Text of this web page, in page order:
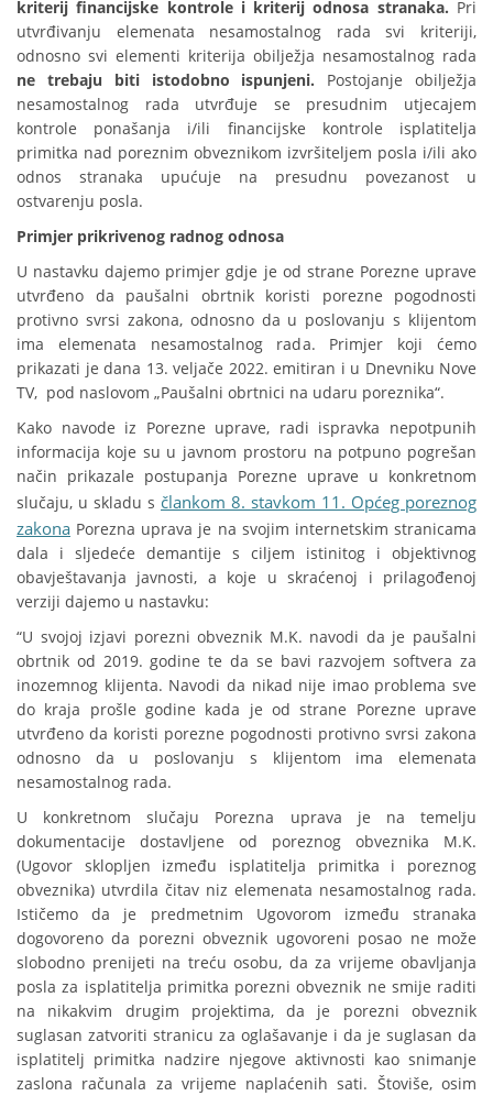
kriterij financijske kontrole i kriterij odnosa stranaka. Pri
utvrđivanju elemenata nesamostalnog rada svi kriteriji,
odnosno svi elementi kriterija obilježja nesamostalnog rada
ne trebaju biti istodobno ispunjeni. Postojanje obilježja
nesamostalnog rada utvrđuje se presudnim utjecajem
kontrole ponašanja i/ili financijske kontrole isplatitelja
primitka nad poreznim obveznikom izvršiteljem posla i/ili ako
odnos stranaka upućuje na presudnu povezanost u
ostvarenju posla.
Primjer prikrivenog radnog odnosa
U nastavku dajemo primjer gdje je od strane Porezne uprave
utvrđeno da paušalni obrtnik koristi porezne pogodnosti
protivno svrsi zakona, odnosno da u poslovanju s klijentom
ima elemenata nesamostalnog rada. Primjer koji ćemo
prikazati je dana 13. veljače 2022. emitiran i u Dnevniku Nove
TV, pod naslovom „Paušalni obrtnici na udaru poreznika“.
Kako navode iz Porezne uprave, radi ispravka nepotpunih
informacija koje su u javnom prostoru na potpuno pogrešan
način prikazale postupanja Porezne uprave u konkretnom
slučaju, u skladu s člankom 8. stavkom 11. Općeg poreznog
zakona Porezna uprava je na svojim internetskim stranicama
dala i sljedeće demantije s ciljem istinitog i objektivnog
obavještavanja javnosti, a koje u skraćenoj i prilagođenoj
verziji dajemo u nastavku:
“U svojoj izjavi porezni obveznik M.K. navodi da je paušalni
obrtnik od 2019. godine te da se bavi razvojem softvera za
inozemnog klijenta. Navodi da nikad nije imao problema sve
do kraja prošle godine kada je od strane Porezne uprave
utvrđeno da koristi porezne pogodnosti protivno svrsi zakona
odnosno da u poslovanju s klijentom ima elemenata
nesamostalnog rada.
U konkretnom slučaju Porezna uprava je na temelju
dokumentacije dostavljene od poreznog obveznika M.K.
(Ugovor sklopljen između isplatitelja primitka i poreznog
obveznika) utvrdila čitav niz elemenata nesamostalnog rada.
Ističemo da je predmetnim Ugovorom između stranaka
dogovoreno da porezni obveznik ugovoreni posao ne može
slobodno prenijeti na treću osobu, da za vrijeme obavljanja
posla za isplatitelja primitka porezni obveznik ne smije raditi
na nikakvim drugim projektima, da je porezni obveznik
suglasan zatvoriti stranicu za oglašavanje i da je suglasan da
isplatitelj primitka nadzire njegove aktivnosti kao snimanje
zaslona računala za vrijeme naplaćenih sati. Štoviše, osim